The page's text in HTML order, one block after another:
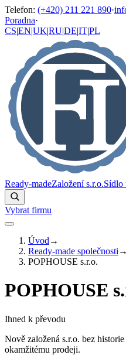
Telefon: (+420) 211 221 890·
Poradna·
CS|EN|UK|RU|DE|IT|PL
Ready-madeZaložení s.r.o.Sídlo
Vybrat firmu
Úvod →
Ready-made společnosti →
POPHOUSE s.r.o.
POPHOUSE
Ihned k převodu
Nově založená s.r.o. bez
okamžitému prodeji.